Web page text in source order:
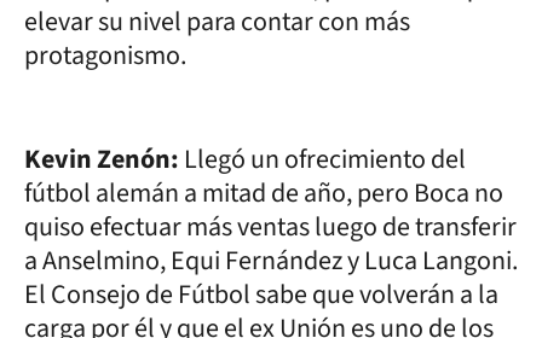
elevar su nivel para contar con más
protagonismo.
Kevin Zenón: Llegó un ofrecimiento del
fútbol alemán a mitad de año, pero Boca no
quiso efectuar más ventas luego de transferir
a Anselmino, Equi Fernández y Luca Langoni.
El Consejo de Fútbol sabe que volverán a la
carga por él y que el ex Unión es uno de los